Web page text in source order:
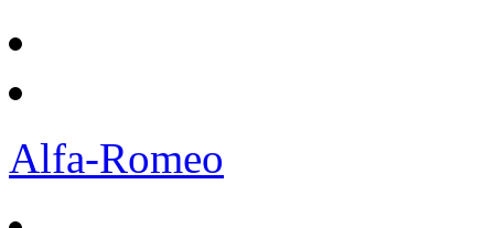
Alfa-Romeo